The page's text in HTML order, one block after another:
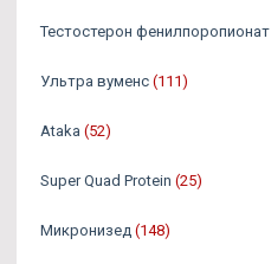
Тестостерон фенилпоропионат
Ультра вуменс (111)
Ataka (52)
Super Quad Protein (25)
Микронизед (148)